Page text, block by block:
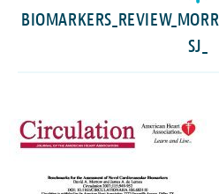
Events
Theses
About
SJ_